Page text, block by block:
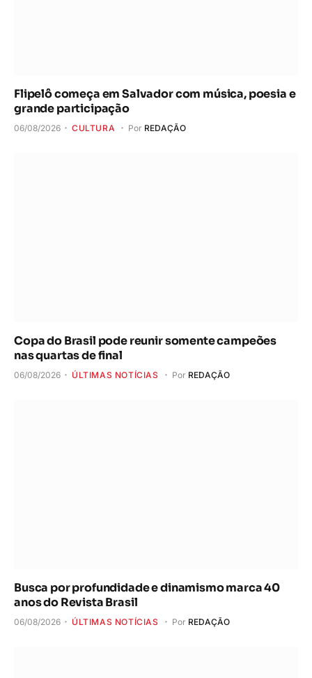
Flipelô começa em Salvador com música, poesia e
grande participação
06/08/2026 CULTURA Por REDAÇÃO
Copa do Brasil pode reunir somente campeões
nas quartas de final
06/08/2026 ÚLTIMAS NOTÍCIAS Por REDAÇÃO
Busca por profundidade e dinamismo marca 40
anos do Revista Brasil
06/08/2026 ÚLTIMAS NOTÍCIAS Por REDAÇÃO